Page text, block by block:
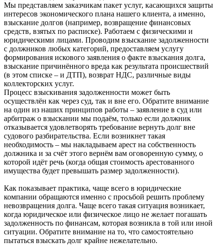
Мы представляем заказчикам пакет услуг, касающихся защиты
интересов экономического плана нашего клиента, а именно,
взыскание долгов (например, возвращение финансовых
средств, взятых по расписке). Работаем с физическими и
юридическими лицами. Проводим взыскание задолженности
с должников любых категорий, предоставляем услугу
формирования искового заявления о факте взыскания долга,
взыскание причинённого вреда как результата происшествий
(в этом списке – и ДТП), возврат НДС, различные виды
коллекторских услуг.
Процесс взыскивания задолженности может быть
осуществлён как через суд, так и вне его. Обратите внимание
на один из наших принципов работы – заявление в суд или
арбитраж о взыскании мы подаём, только если должник
отказывается удовлетворять требование вернуть долг вне
судового разбирательства. Если возникнет такая
необходимость – мы накладываем арест на собственность
должника и за счёт этого вернём вам оговоренную сумму, о
которой идёт речь (когда общая стоимость арестованного
имущества будет превышать размер задолженности).
Как показывает практика, чаще всего в юридические
компании обращаются именно с просьбой решить проблему
невозвращения долга. Чаще всего такая ситуация возникает,
когда юридическое или физическое лицо не желает погашать
задолженность по финансам, которая возникла в той или иной
ситуации. Обратите внимание на то, что самостоятельно
пытаться взыскать долг крайне нежелательно.